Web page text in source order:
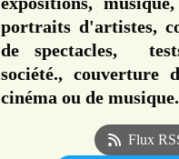
portraits d'artistes,
de spectacles,
société., couverture
cinéma ou de
Flux